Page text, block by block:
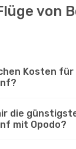
von
Kosten
die
mit Opodo?